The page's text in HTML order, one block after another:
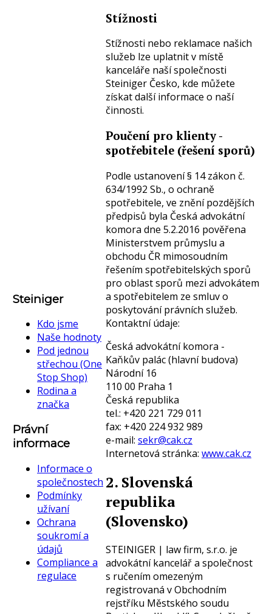
Steiniger
Kdo jsme
Naše hodnoty
Pod jednou
střechou (One
Stop Shop)
Rodina a
značka
Právní
informace
Informace o
společnostech
Podmínky
užívaní
Ochrana
soukromí a
údajů
Compliance a
regulace
Stížnosti
Stížnosti nebo reklamace našich
služeb lze uplatnit v místě
kanceláře naší společnosti
Steiniger Česko, kde můžete
získat další informace o naší
činnosti.
Poučení pro klienty -
spotřebitele (řešení sporů)
Podle ustanovení § 14 zákon č.
634/1992 Sb., o ochraně
spotřebitele, ve znění pozdějších
předpisů byla Česká advokátní
komora dne 5.2.2016 pověřena
Ministerstvem průmyslu a
obchodu ČR mimosoudním
řešením spotřebitelských sporů
pro oblast sporů mezi advokátem
a spotřebitelem ze smluv o
poskytování právních služeb.
Kontaktní údaje:
Česká advokátní komora -
Kaňkův palác (hlavní budova)
Národní 16
110 00 Praha 1
Česká republika
tel.: +420 221 729 011
fax: +420 224 932 989
e-mail: sekr@cak.cz
Internetová stránka: www.cak.cz
2. Slovenská
republika
(Slovensko)
STEINIGER | law firm, s.r.o. je
advokátní kancelář a společnost
s ručením omezeným
registrovaná v Obchodním
rejstříku Městského soudu